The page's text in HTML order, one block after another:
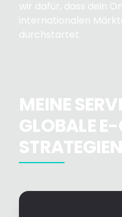
wir dafür, dass dein
internationalen
durchstartet.
MEINE
GLOBALE
STRATEGIEN